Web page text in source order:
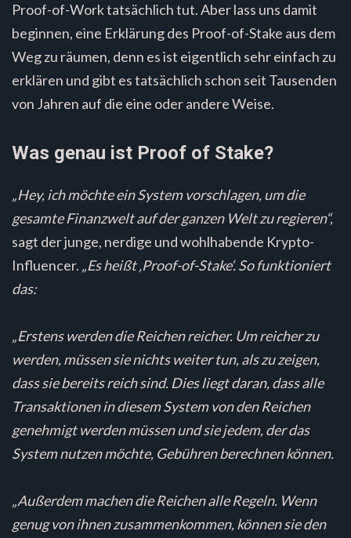
Proof-of-Work tatsächlich tut. Aber lass uns damit
beginnen, eine Erklärung des Proof-of-Stake aus dem
Weg zu räumen, denn es ist eigentlich sehr einfach zu
erklären und gibt es tatsächlich schon seit Tausenden
von Jahren auf die eine oder andere Weise.
Was genau ist Proof of Stake?
„Hey, ich möchte ein System vorschlagen, um die
gesamte Finanzwelt auf der ganzen Welt zu regieren“,
sagt der junge, nerdige und wohlhabende Krypto-
Influencer. „Es heißt ‚Proof-of-Stake‘. So funktioniert
das:
„Erstens werden die Reichen reicher. Um reicher zu
werden, müssen sie nichts weiter tun, als zu zeigen,
dass sie bereits reich sind. Dies liegt daran, dass alle
Transaktionen in diesem System von den Reichen
genehmigt werden müssen und sie jedem, der das
System nutzen möchte, Gebühren berechnen können.
„Außerdem machen die Reichen alle Regeln. Wenn
genug von ihnen zusammenkommen, können sie den